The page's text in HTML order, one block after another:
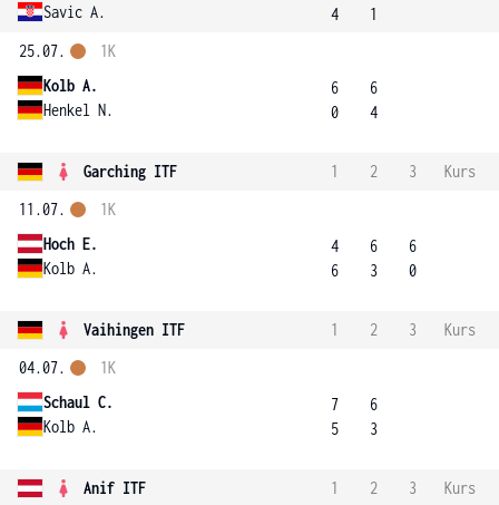
Savic A.
4
1
25.07.
Kolb A.
Henkel N.
1K
6
0
6
4
Garching ITF 1 2 3
Kurs
11.07.
Hoch E.
Kolb A.
1K
4
6
6
3
6
0
Vaihingen ITF 1 2 3
Kurs
04.07.
Schaul C.
Kolb A.
1K
7
5
6
3
Anif ITF 1 2 3
Kurs